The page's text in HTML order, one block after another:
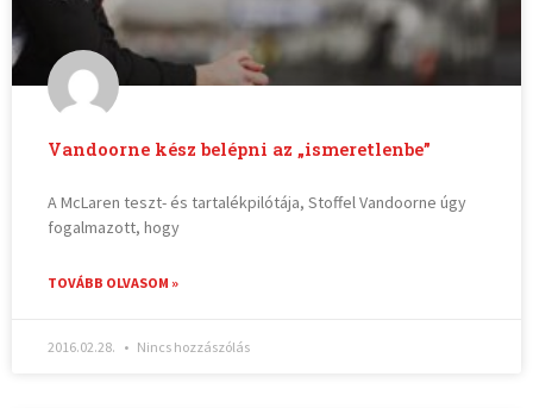
Vandoorne kész belépni az „ismeretlenbe”
A McLaren teszt- és tartalékpilótája, Stoffel Vandoorne úgy
fogalmazott, hogy
TOVÁBB OLVASOM »
2016.02.28. Nincs hozzászólás